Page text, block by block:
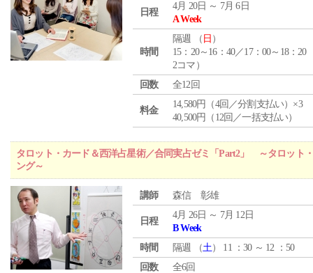
日程
4月 20日 ～ 7月 6日
A Week
時間
隔週 （ 日 ）
15：20～16：40／17：00～18：20
2コマ）
回数
全12回
料金
14,580円（4回／分割支払い）×3
40,500円（12回／一括支払い）
タロット・カード＆西洋占星術／合同実占ゼミ「Part2」 ～タロット
ング～
講師 森信 彰雄
日程
4月 26日 ～ 7月 12日
B Week
時間
隔週 （土） 11 ：30 ～ 12 ：50
回数
全6回